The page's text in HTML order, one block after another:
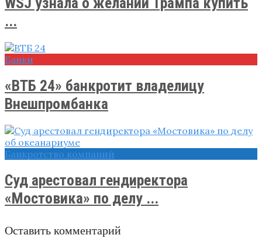
...
Банки
«ВТБ 24» банкротит владелицу
Внешпромбанка
Банкротство компаний
Суд арестовал гендиректора
«Мостовика» по делу ...
Оставить комментарий